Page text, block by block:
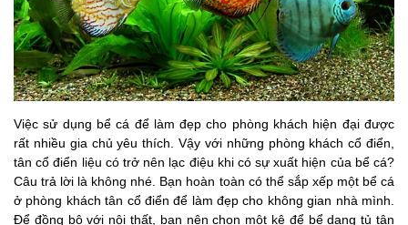
Việc sử dụng bể cá để làm đẹp cho phòng khách hiện đại được
rất nhiều gia chủ yêu thích. Vậy với những phòng khách cổ điển,
tân cổ điển liệu có trở nên lạc điệu khi có sự xuất hiện của bể cá?
Câu trả lời là không nhé. Bạn hoàn toàn có thể sắp xếp một bể cá
ở phòng khách tân cổ điển để làm đẹp cho không gian nhà mình.
Để đồng bộ với nội thất, bạn nên chọn một kệ để bể dạng tủ tân